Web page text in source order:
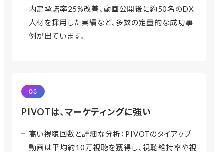
内定承諾率25%改善、動画公開後に約50名のDX
人材を採用した実績など、多数の定量的な成功事
例が出ています。
03
PIVOTは、マーケティングに強い
高い視聴回数と詳細な分析：PIVOTのタイアップ
動画は平均約10万視聴を獲得し、視聴維持率や視